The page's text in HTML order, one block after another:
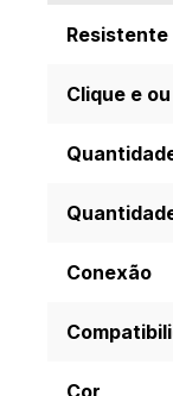
Resistente
Clique e
Conexão